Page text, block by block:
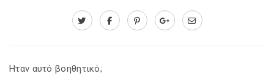
Ηταν αυτό βοηθητικό;